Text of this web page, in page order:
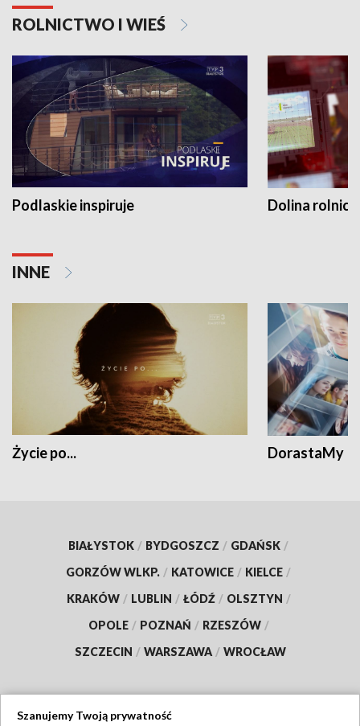
ROLNICTWO I WIEŚ
Podlaskie inspiruje Dolina
INNE
Życie po... DorastaMy
BIAŁYSTOK / BYDGOSZCZ / GDAŃSK /
GORZÓW WLKP. / KATOWICE / KIELCE /
KRAKÓW / LUBLIN / ŁÓDŹ / OLSZTYN /
OPOLE / POZNAŃ / RZESZÓW /
SZCZECIN / WARSZAWA / WROCŁAW
Szanujemy Twoją prywatność